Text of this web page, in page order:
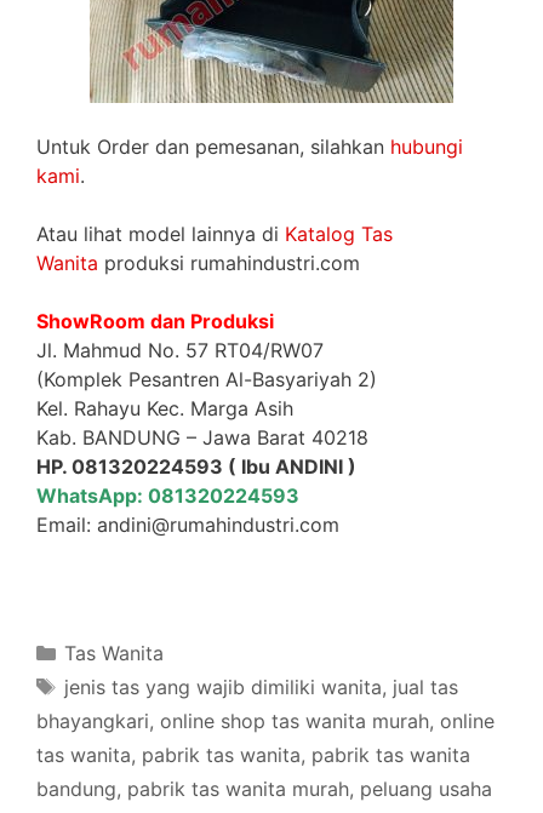
Untuk Order dan pemesanan, silahkan hubungi
kami.
Atau lihat model lainnya di Katalog Tas
Wanita produksi rumahindustri.com
ShowRoom dan Produksi
Jl. Mahmud No. 57 RT04/RW07
(Komplek Pesantren Al-Basyariyah 2)
Kel. Rahayu Kec. Marga Asih
Kab. BANDUNG – Jawa Barat 40218
HP. 081320224593 ( Ibu ANDINI )
WhatsApp: 081320224593
Email: andini@rumahindustri.com
Categories
Tas Wanita
Tags
jenis tas yang wajib dimiliki wanita, jual tas
bhayangkari, online shop tas wanita murah, online
tas wanita, pabrik tas wanita, pabrik tas wanita
bandung, pabrik tas wanita murah, peluang usaha